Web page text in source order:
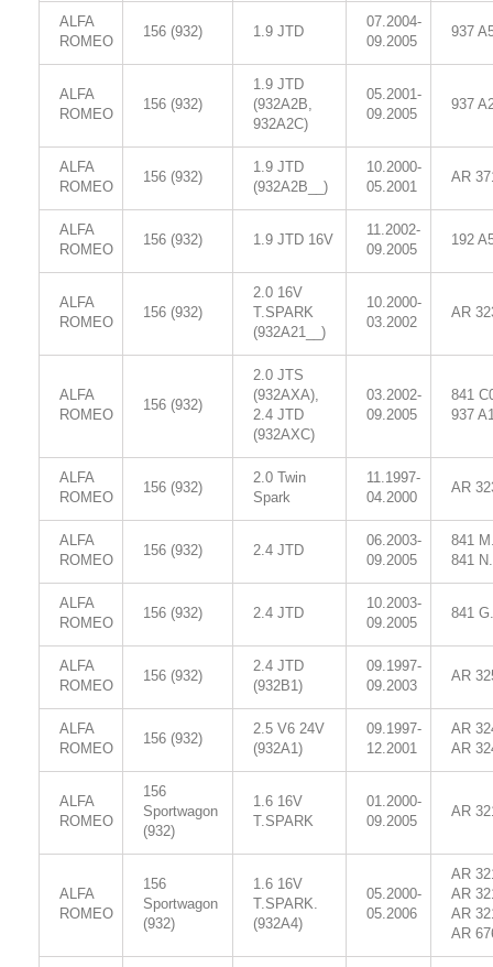
ALFA
ROMEO
156 (932) 1.9 JTD
07.2004-
09.2005
937
ALFA
ROMEO
156 (932)
1.9 JTD
(932A2B,
932A2C)
05.2001-
09.2005
937
ALFA
ROMEO
156 (932)
1.9 JTD
(932A2B__)
10.2000-
05.2001
AR
ALFA
ROMEO
156 (932) 1.9 JTD 16V
11.2002-
09.2005
192
ALFA
ROMEO
156 (932)
2.0 16V
T.SPARK
(932A21__)
10.2000-
03.2002
AR
ALFA
ROMEO
156 (932)
2.0 JTS
(932AXA),
2.4 JTD
(932AXC)
03.2002-
09.2005
841
937
ALFA
ROMEO
156 (932)
2.0 Twin
Spark
11.1997-
04.2000
AR
ALFA
ROMEO
156 (932) 2.4 JTD
06.2003-
09.2005
841
841
ALFA
ROMEO
156 (932) 2.4 JTD
10.2003-
09.2005
841
ALFA
ROMEO
156 (932)
2.4 JTD
(932B1)
09.1997-
09.2003
AR
ALFA
ROMEO
156 (932)
2.5 V6 24V
(932A1)
09.1997-
12.2001
AR
AR
ALFA
ROMEO
156
Sportwagon
(932)
1.6 16V
T.SPARK
01.2000-
09.2005
AR
ALFA
ROMEO
156
Sportwagon
(932)
1.6 16V
T.SPARK.
(932A4)
05.2000-
05.2006
AR
AR
AR
AR